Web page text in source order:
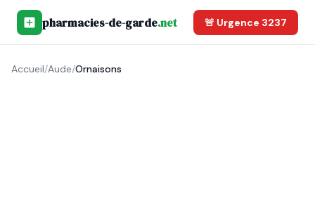
pharmacies-de-garde.net 🚨 Urgence 3237
Accueil/Aude/Ornaisons